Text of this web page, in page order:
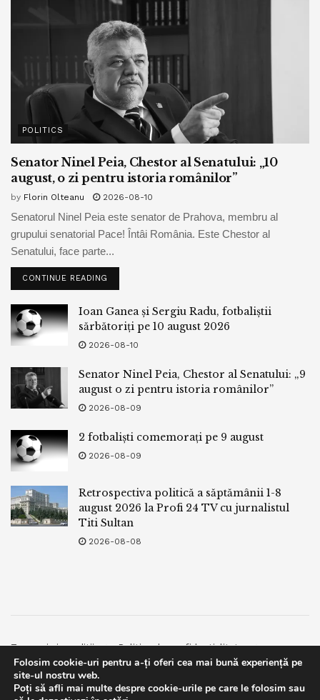
POLITICS
Senator Ninel Peia, Chestor al Senatului: „10
august, o zi pentru istoria românilor”
by Florin Olteanu 2026-08-10
Senatorul Ninel Peia este senator de Prahova, membru al
grupului senatorial Pace! Întâi România. Este Chestor al
Senatului, face parte...
CONTINUE READING
Ioan Ganea și Sergiu Radu, fotbaliștii
sărbătoriți pe 10 august 2026
2026-08-10
Senator Ninel Peia, Chestor al Senatului: „9
august o zi pentru istoria românilor”
2026-08-09
2 fotbaliști comemorați pe 9 august
2026-08-09
Retrospectiva politică a săptămânii 1-8
august 2026 la Profi 24 TV cu jurnalistul
Titi Sultan
2026-08-08
Termeni si conditii
Politica de confidentialitate
Facebook
Contact
© 2019bpnews- Business & Politics Newsbpnews.
Folosim cookie-uri pentru a-ți oferi cea mai bună experiență pe
site-ul nostru web.
Poți să afli mai multe despre cookie-urile pe care le folosim sau